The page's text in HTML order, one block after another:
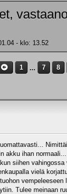
- klo: 13.52
1 ... 7 8
akku ihan
siihen vahingossa
vielä
vempeleeseen
Tulee meinaan